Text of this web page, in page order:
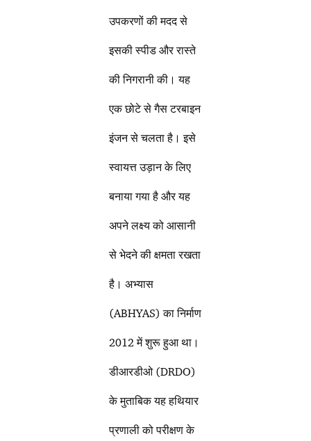
उपकरणों की मदद से
इसकी स्पीड और रास्ते
की निगरानी की। यह
एक छोटे से गैस टरबाइन
इंजन से चलता है। इसे
स्वायत्त उड़ान के लिए
बनाया गया है और यह
अपने लक्ष्य को आसानी
से भेदने की क्षमता रखता
है। अभ्यास
(ABHYAS) का निर्माण
2012 में शुरू हुआ था।
डीआरडीओ (DRDO)
के मुताबिक यह हथियार
प्रणाली को परीक्षण के